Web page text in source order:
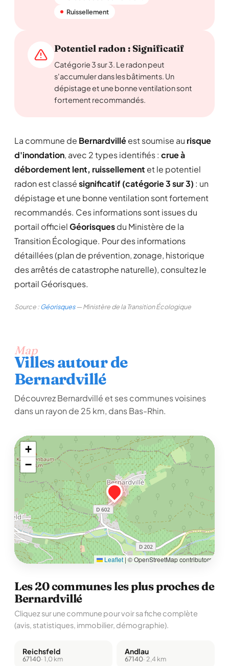
Ruissellement
Potentiel radon : Significatif
Catégorie 3 sur 3. Le radon peut
s'accumuler dans les bâtiments. Un
dépistage et une bonne ventilation sont
fortement recommandés.
La commune de Bernardvilléest soumise au risque
d'inondation, avec 2 types identifiés : crue à
débordement lent, ruissellement et le potentiel
radon est classésignificatif (catégorie 3 sur 3) : un
dépistage et une bonne ventilation sont fortement
recommandés. Ces informations sont issues du
portail officielGéorisquesdu Ministère de la
Transition Écologique. Pour des informations
détaillées (plan de prévention, zonage, historique
des arrêtés de catastrophe naturelle), consultez le
portail Géorisques.
Source :Géorisques— Ministère de la Transition Écologique
Map
Villes autour de
Bernardvillé
Découvrez Bernardvillé et ses communes voisines
dans un rayon de 25 km, dans Bas-Rhin.
+
−
Leaflet | © OpenStreetMap contributors
Les 20 communes les plus proches de
Bernardvillé
Cliquez sur une commune pour voir sa fiche complète
(avis, statistiques, immobilier, démographie).
Reichsfeld
67140· 1,0 km
Andlau
67140· 2,4 km